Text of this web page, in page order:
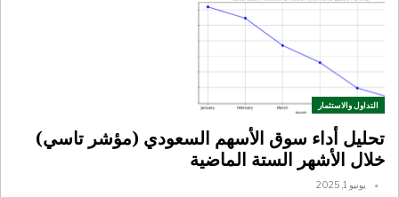
التداول والاستثمار
تحليل أداء سوق الأسهم السعودي (مؤشر تاسي)
خلال الأشهر الستة الماضية
يونيو 1, 2025